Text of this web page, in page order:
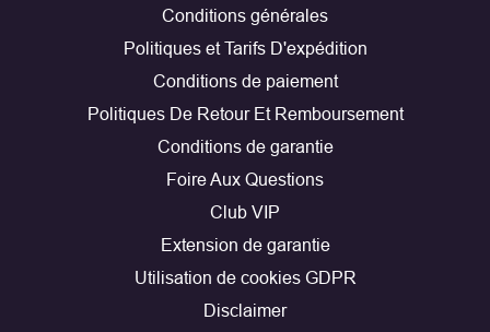
Conditions générales
Politiques et Tarifs D'expédition
Conditions de paiement
Politiques De Retour Et Remboursement
Conditions de garantie
Foire Aux Questions
Club VIP
Extension de garantie
Utilisation de cookies GDPR
Disclaimer